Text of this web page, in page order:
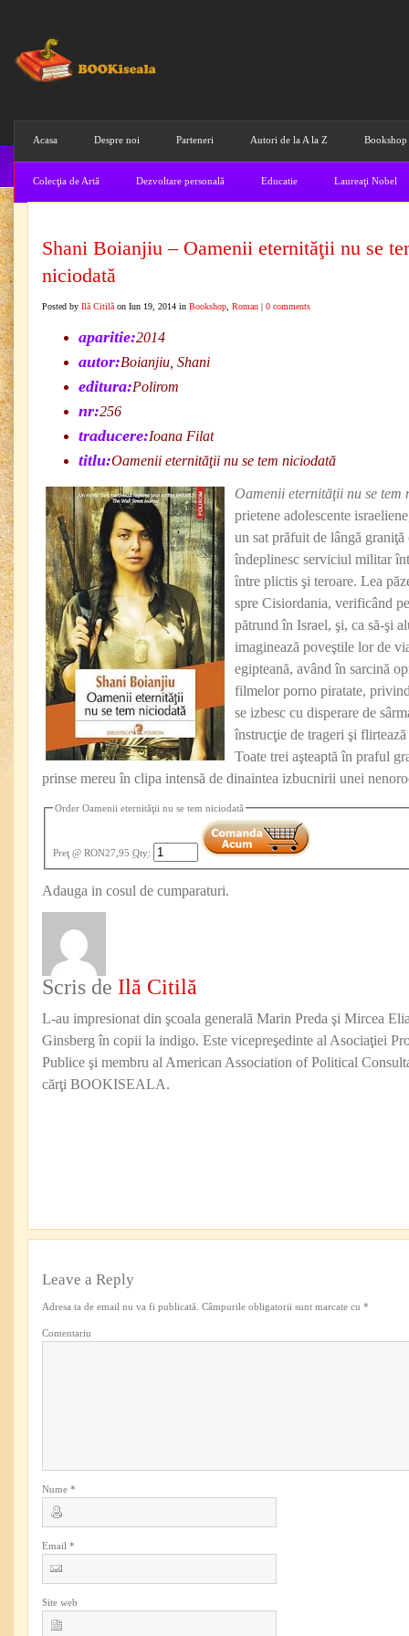
Acasa Despre noi Parteneri Autori de la A la Z Bookshop
Colecţia de Artă Dezvoltare personală Educatie Laureaţi Nobel
Shani Boianjiu – Oamenii eternităţii nu se
niciodată
Posted by Ilă Citilă on Iun 19, 2014 in Bookshop Roman | 0 comments
aparitie:2014
autor:Boianjiu, Shani
editura:Polirom
nr:256
traducere:Ioana Filat
titlu:Oamenii eternităţii nu se tem niciodată
Oamenii eternităţii nu se
prietene adolescente
un sat prăfuit de lângă
îndeplinesc serviciul militar
între plictis şi teroare. Lea
spre Cisiordania, verificând
pătrund în Israel, şi, ca să-şi
imaginează poveştile lor de
egipteană, având în sarcină
filmelor porno piratate,
se izbesc cu disperare de
înstrucţie de trageri şi
Toate trei aşteaptă în praful
prinse mereu în clipa intensă de dinaintea izbucnirii unei
Order Oamenii eternităţii nu se tem niciodată
Preţ @ RON27,95 Qty:
Adauga in cosul de cumparaturi.
Scris de Ilă Citilă
L-au impresionat din şcoala generală Marin Preda şi Mircea
Ginsberg în copii la indigo. Este vicepreşedinte al Asociaţiei
Publice şi membru al American Association of Political
cărţi BOOKISEALA.
Leave a Reply
Adresa ta de email nu va fi publicată. Câmpurile obligatorii sunt marcate cu *
Comentariu
Nume *
Email *
Site web